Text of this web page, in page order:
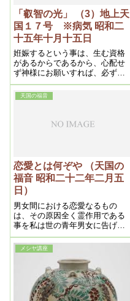
「叡智の光」 （3）地上天
国１７号 ※病気 昭和二
十五年十月十五日
姙娠するという事は、生む資格
があるからであるから、心配せ
ず神様にお願いすれば、必ず生
めるが、ただ二回の人工流産の
不自然的人為方法が災いしなけ
ればよいと懸念される点がある
うにしなさい。
天国の福音
恋愛とは何ぞや （天国の
福音 昭和二十二年二月五
日）
男女間における恋愛なるもの
は、その原因全く霊作用である
事を私は世の青年男女に告げた
いのである。それについて二つ
の例を挙げてみよう。
メシヤ講座